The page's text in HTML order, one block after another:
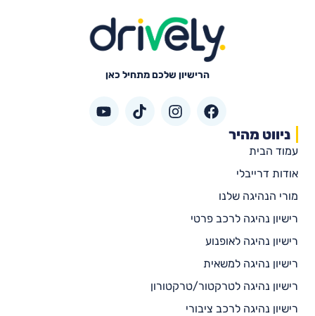
הרישיון שלכם מתחיל כאן
ניווט מהיר
עמוד הבית
אודות דרייבלי
מורי הנהיגה שלנו
רישיון נהיגה לרכב פרטי
רישיון נהיגה לאופנוע
רישיון נהיגה למשאית
רישיון נהיגה לטרקטור/טרקטורון
רישיון נהיגה לרכב ציבורי